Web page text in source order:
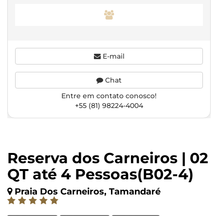
Reserva dos Carneiros | 02
QT até 4 Pessoas(B02-4)
Praia Dos Carneiros, Tamandaré
E-mail
Chat
Entre em contato conosco!
+55 (81) 98224-4004